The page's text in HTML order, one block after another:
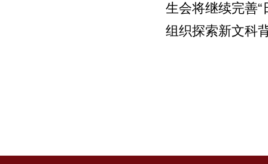
生会将继续完善
组织探索新文科